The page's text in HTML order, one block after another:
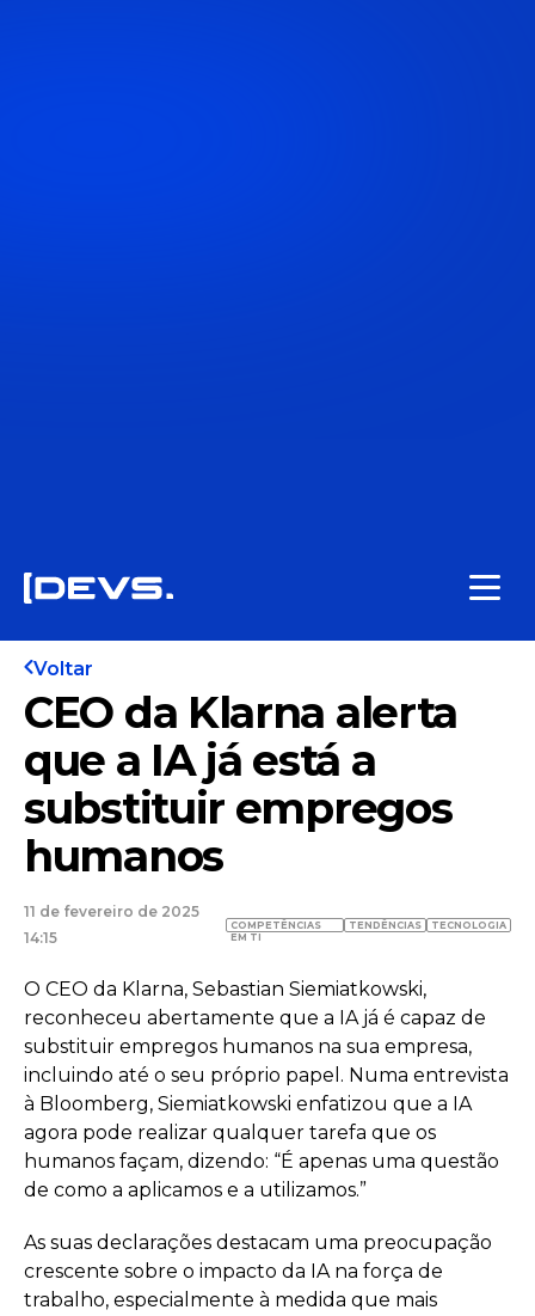
Voltar
CEO da Klarna alerta
que a IA já está a
substituir empregos
humanos
11 de fevereiro de 2025
14:15
COMPETÊNCIAS
EM TI
TENDÊNCIAS TECNOLOGIA
O CEO da Klarna, Sebastian Siemiatkowski,
reconheceu abertamente que a IA já é capaz de
substituir empregos humanos na sua empresa,
incluindo até o seu próprio papel. Numa entrevista
à Bloomberg, Siemiatkowski enfatizou que a IA
agora pode realizar qualquer tarefa que os
humanos façam, dizendo: “É apenas uma questão
de como a aplicamos e a utilizamos.”
As suas declarações destacam uma preocupação
crescente sobre o impacto da IA na força de
trabalho, especialmente à medida que mais